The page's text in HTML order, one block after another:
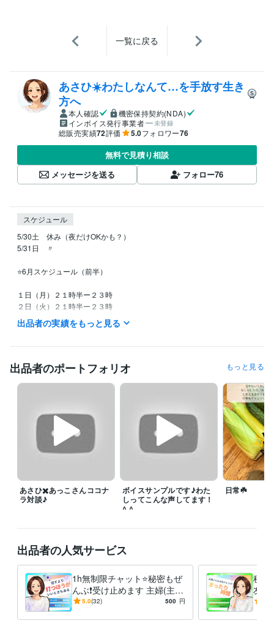
一覧に戻る
あさひ☀️わたしなんて…を手放す生き
方へ
本人確認
機密保持契約(NDA)
インボイス発行事業者
未登録
総販売実績72評価 5.0フォロワー76
無料で見積り相談
メッセージを送る
フォロー76
スケジュール
5/30土　休み（夜だけOKかも？）
5/31日　〃
⭐️6月スケジュール（前半）
１日（月）２１時半ー２３時
２日（火）２１時半ー２３時
３日（水）２１時半ー２３時
４日（木）２１時半ー２３時
７日（日）休み
８日（月）２１時半ー２３時
９日（火）１０時半ー１６時半
１２日（金）１１時半ー１６時半
１３日（土）休み
１４日（日）２２時ー２４時
１５日（月）２２時ー２４時
※予定は急遽変更になることがありますので、
ご了承いただきたくお願いいたします☘️
タイミングによってはお待ちいただくこともございます！
☀️待機外にも、どうぞお気軽にDMしてくださいね！
☀️評価・感想について
評価感想は任意ですのでご無理なさらないでくださいね。
出品者の実績をもっと見る
出品者のポートフォリオ もっと見る
あさひ✖️あっこさんココナ
ラ対談♪
ボイスサンプルです♪わた
しってこんな声してます！
^ ^
日常☘️
出品者の人気サービス
1h無制限チャット⭐️秘密もぜ
んぶ❗️受け止めます 主婦(主
夫)さん♡雑談/秘密/愚痴/複雑
5.0(32) 500 円
秘密
友人
婦